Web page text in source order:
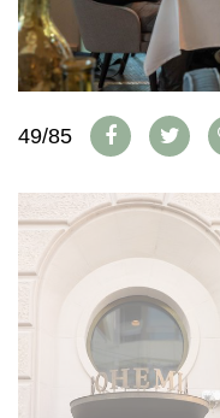
AUSGABE
ARCHIV
VORTEILSWELT
WEINSZENE
PORTRAITS
VINOPHILES
ANMELDEN
AWARDS
GEWINNSPIELE
VORTEILSWELT
TRINKREIFETABELLE
ABO
WINE TRADE CLUB
REDAKTION
JOBS
WERBUNG
49/85